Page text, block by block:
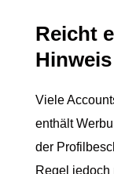
Reicht
Viele
enthält
der
Regel jedoch